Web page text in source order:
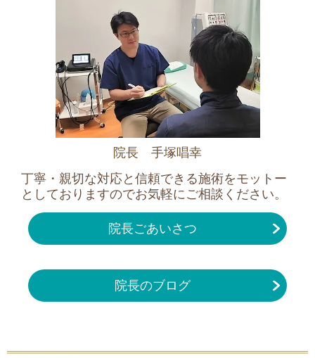
院長 手塚唱幸
丁寧・親切な対応と信頼できる施術をモットー
としておりますのでお気軽にご相談ください。
院長ごあいさつ
院長のブログ